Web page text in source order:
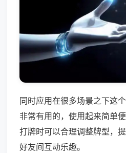
同时应用在很多场景之下这
非常有用的，使用起来简单
打牌时可以合理调整牌型，
好友间互动乐趣。